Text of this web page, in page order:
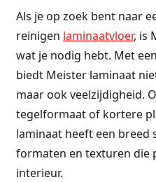
Als je op zoek bent naar
reinigen laminaatvloer, is
wat je nodig hebt. Met
biedt Meister laminaat
maar ook veelzijdigheid.
tegelformaat of kortere
laminaat heeft een breed
formaten en texturen die
interieur.